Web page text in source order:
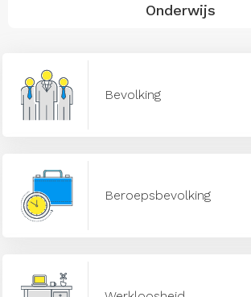
Onderwijs
Bevolking
Beroepsbevolking